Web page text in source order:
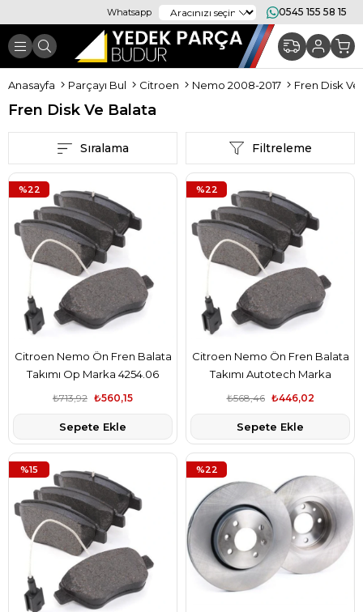
Whatsapp 0545 155 58 15
Anasayfa Parçayı Bul Citroen Nemo 2008-2017 Fren Disk
Fren Disk Ve Balata
Filtreleme
Sıralama
Citroen Nemo Ön Fren Balata
Takımı Op Marka 4254.06
₺560,15
₺713,92
Sepete Ekle
%22
Citroen Nemo Ön Fren Balata
Takımı Autotech Marka
4254.06
₺446,02
₺568,46
Sepete Ekle
%22
%15 %22